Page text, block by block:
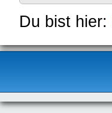
Du bist hier: